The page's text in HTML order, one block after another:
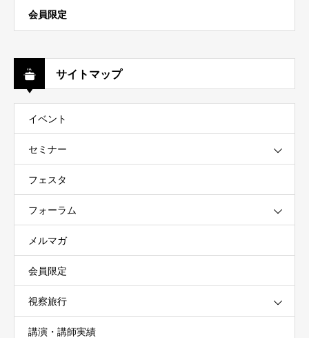
会員限定
サイトマップ
イベント
セミナー
フェスタ
フォーラム
メルマガ
会員限定
視察旅行
講演・講師実績